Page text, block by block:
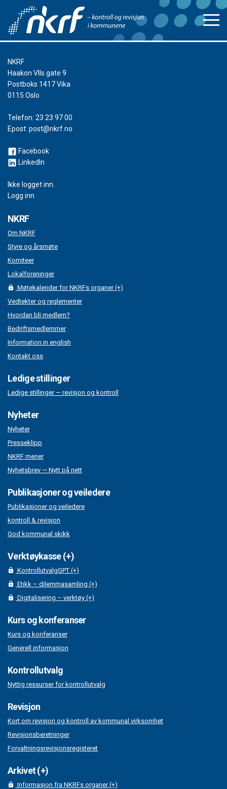
NKRF
Haakon VIIs gate 9
Postboks 1417 Vika
0115 Oslo
Telefon: 23 23 97 00
Epost: post@nkrf.no
Facebook
LinkedIn
Ikke logget inn.
Logg inn
NKRF
Om NKRF
Styre og årsmøte
Komiteer
Lokalforeninger
Møtekalender for NKRFs organer (+)
Vedtekter og reglementer
Hvordan bli medlem?
Bedriftsmedlemmer
Information in english
Kontakt oss
Ledige stillinger
Ledige stillinger — revisjon og kontroll
Nyheter
Nyheter
Presseklipp
NKRF mener
Nyhetsbrev — Nytt på nett
Publikasjoner og veiledere
Publikasjoner og veiledere
kontroll & revisjon
God kommunal skikk
Verktøykasse (+)
KontrollutvalgGPT (+)
Etikk – dilemmasamling (+)
Digitalisering – verktøy (+)
Kurs og konferanser
Kurs og konferanser
Generell informasjon
Kontrollutvalg
Nyttig ressurser for kontrollutvalg
Revisjon
Kort om revisjon og kontroll av kommunal virksomhet
Revisjonsberetninger
Forvaltningsrevisjonsregisteret
Arkivet (+)
Informasjon fra NKRFs organer (+)